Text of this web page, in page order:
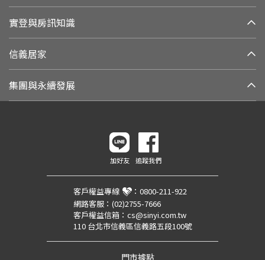
實登與房訊知識
信義居家
集團與永續發展
加好友 追蹤我們
客戶權益專線 ： 0800-211-922
網路客服： (02)2755-7666
客戶權益信箱： cs@sinyi.com.tw
110 台北市信義區信義路五段100號
門市據點